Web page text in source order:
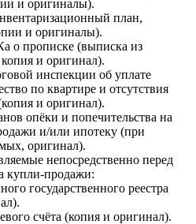
и оригиналы).
план,
и оригиналы).
о прописке (выписка из
и оригинал).
инспекции об уплате
по квартире и отсутствия
и оригинал).
опёки и попечительства на
и/или ипотеку (при
оригинал).
непосредственно перед
купли-продажи:
государственного реестра
счёта (копия и оригинал).